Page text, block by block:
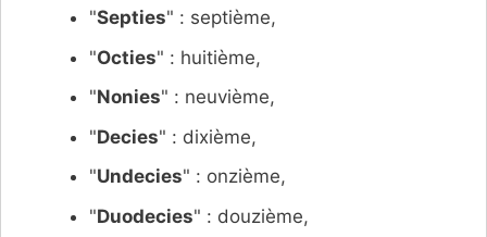
"Septies" : septième,
"Octies" : huitième,
"Nonies" : neuvième,
"Decies" : dixième,
"Undecies" : onzième,
"Duodecies" : douzième,